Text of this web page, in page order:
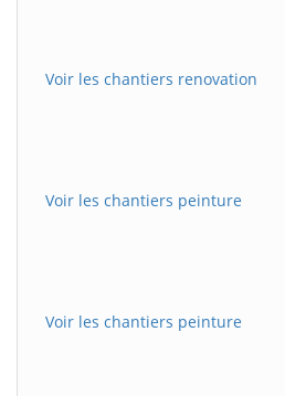
Voir les chantiers renovation
Voir les chantiers peinture
Voir les chantiers peinture